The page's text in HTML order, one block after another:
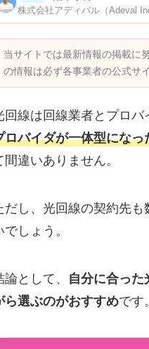
株式会社アディバル（Adeval
当サイトでは最新情報の掲載に
の情報は必ず各事業者の公式サ
回線は 回線業者とプロ
ロバイダが一体型になっ
間違いありません。
だし、光回線の契約先
でしょう。
論として、
自分に合っ
ら選ぶのがおすすめです。